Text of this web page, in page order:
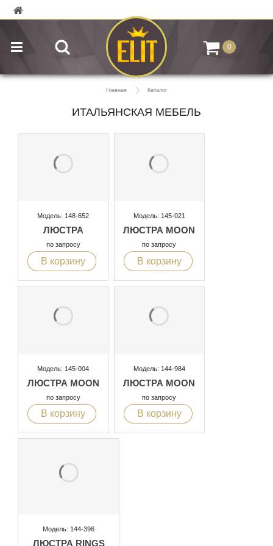
0
Главная Каталог
ИТАЛЬЯНСКАЯ МЕБЕЛЬ
Модель: 148-652
ЛЮСТРА
по запросу
В корзину
Модель: 145-021
ЛЮСТРА MOON
по запросу
В корзину
Модель: 145-004
ЛЮСТРА MOON
по запросу
В корзину
Модель: 144-984
ЛЮСТРА MOON
по запросу
В корзину
Модель: 144-396
ЛЮСТРА RINGS